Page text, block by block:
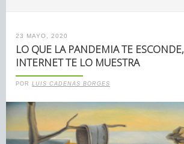
23 MAYO, 2020
LO QUE LA PANDEMIA TE ESCONDE,
INTERNET TE LO MUESTRA
POR LUIS CADENAS BORGES